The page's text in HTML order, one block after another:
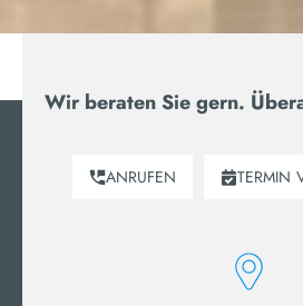
Wir beraten Sie gern.
ANRUFEN TERMIN